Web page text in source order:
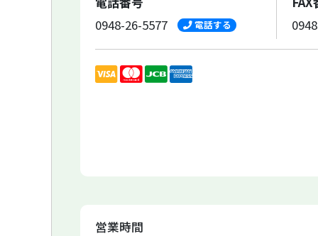
0948-26-5577
電話する
営業時間